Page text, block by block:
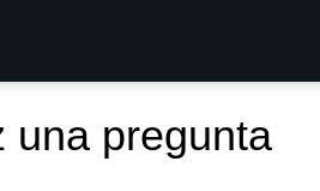
una pregunta